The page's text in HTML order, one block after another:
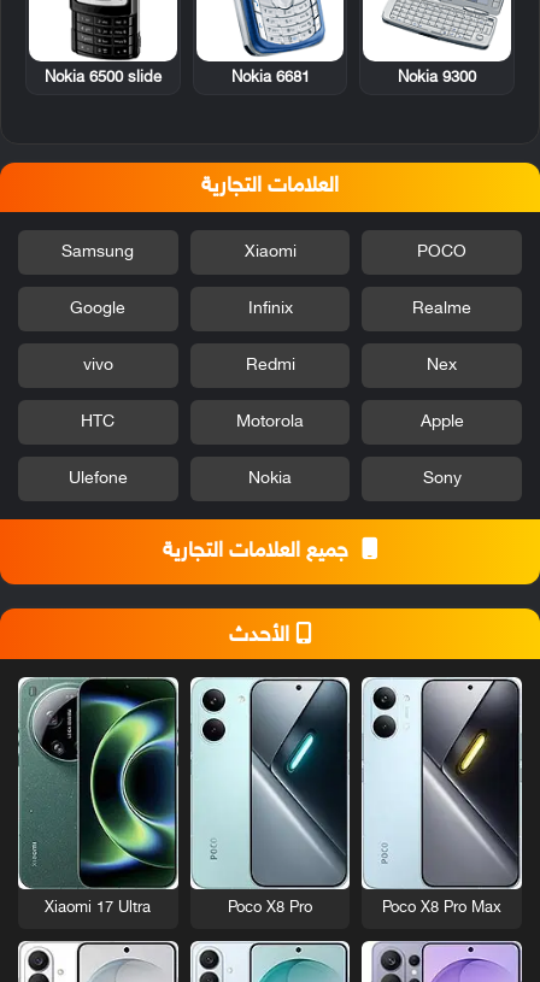
Nokia 9300
Nokia 6681
Nokia 6500 slide
العلامات التجارية
POCO
Xiaomi
Samsung
Realme
Infinix
Google
Nex
Redmi
vivo
Apple
Motorola
HTC
Sony
Nokia
Ulefone
جميع العلامات التجارية
الأحدث
Poco X8 Pro Max
Poco X8 Pro
Xiaomi 17 Ultra